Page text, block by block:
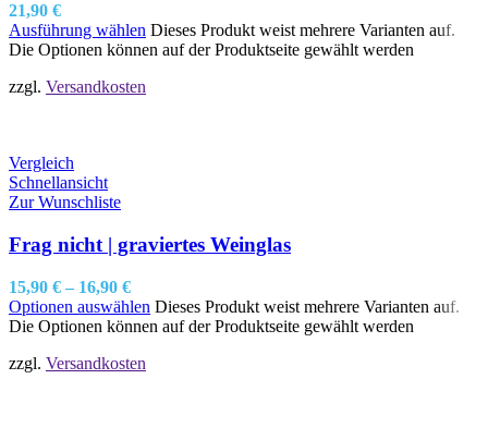
21,90 €
Ausführung wählen Dieses Produkt weist mehrere Varianten auf.
Die Optionen können auf der Produktseite gewählt werden
zzgl. Versandkosten
Vergleich
Schnellansicht
Zur Wunschliste
Frag nicht | graviertes Weinglas
15,90 € – 16,90 €
Optionen auswählen Dieses Produkt weist mehrere Varianten auf.
Die Optionen können auf der Produktseite gewählt werden
zzgl. Versandkosten